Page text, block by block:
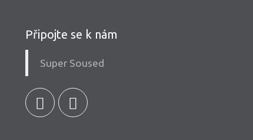
Připojte se k nám
Super Soused